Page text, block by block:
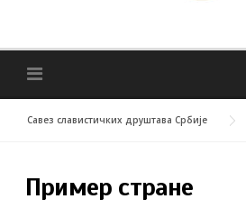
Савез славистичких друштава Србије
Пример стране